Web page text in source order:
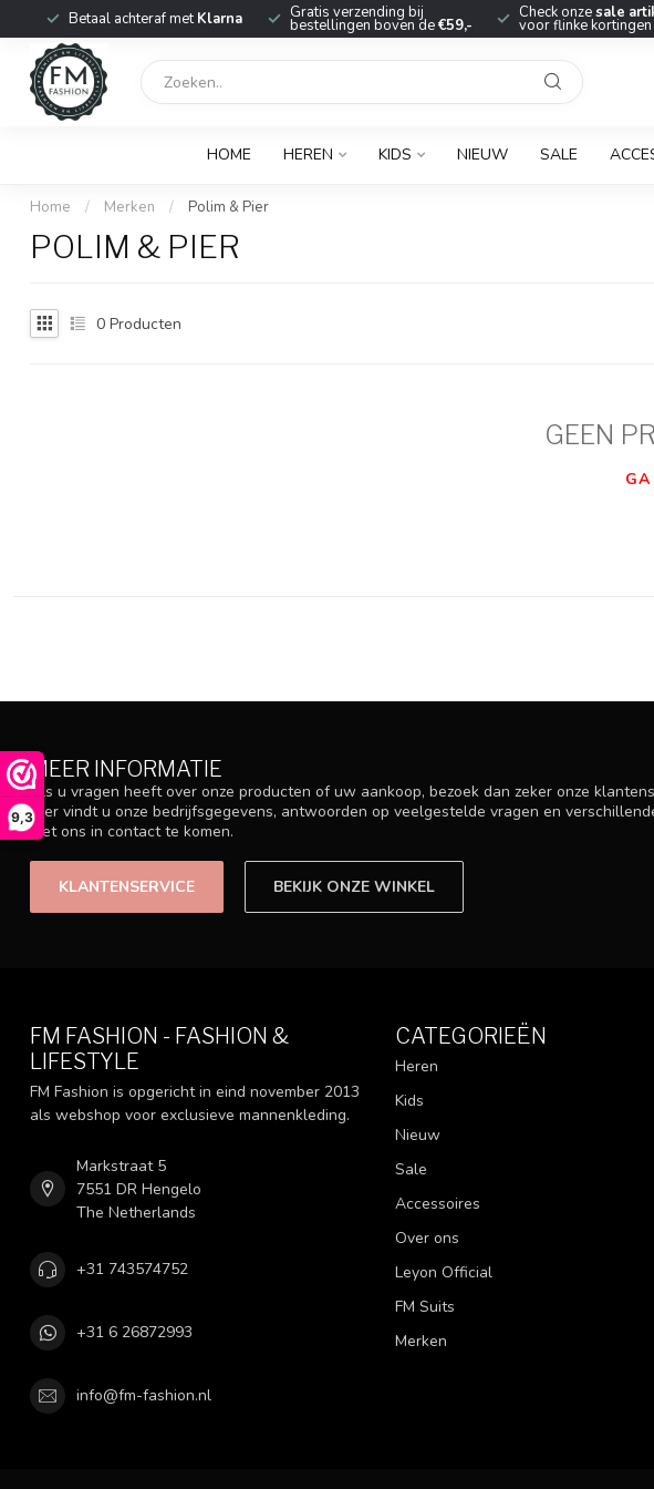
9,3
Betaal achteraf metKlarna Gratis verzending bij
bestellingen boven de€59,-
Check onzesale
voor flinke kortingen
HOME HEREN KIDS NIEUW SALE
Home / Merken / Polim & Pier
POLIM & PIER
0 Producten
GEEN
MEER INFORMATIE
Als u vragen heeft over onze producten of uw aankoop, bezoek dan zeker onze
Hier vindt u onze bedrijfsgegevens, antwoorden op veelgestelde vragen en
met ons in contact te komen.
KLANTENSERVICE BEKIJK ONZE WINKEL
FM FASHION - FASHION &
LIFESTYLE
FM Fashion is opgericht in eind november 2013
als webshop voor exclusieve mannenkleding.
Markstraat 5
7551 DR Hengelo
The Netherlands
+31 743574752
+31 6 26872993
info@fm-fashion.nl
CATEGORIEËN
Heren
Kids
Nieuw
Sale
Accessoires
Over ons
Leyon Official
FM Suits
Merken